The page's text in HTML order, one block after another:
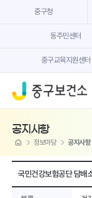
중구청
동주민센터
중구교육지원센터
공지사항
home 정보마당 공지사항
국민건강보험공단 담배